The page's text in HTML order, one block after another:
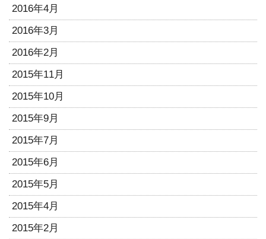
2016年4月
2016年3月
2016年2月
2015年11月
2015年10月
2015年9月
2015年7月
2015年6月
2015年5月
2015年4月
2015年2月